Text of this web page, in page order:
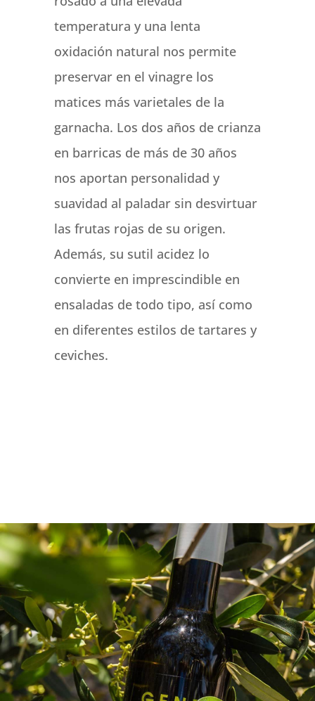
temperatura y una lenta
oxidación natural nos permite
preservar en el vinagre los
matices más varietales de la
garnacha. Los dos años de crianza
en barricas de más de 30 años
nos aportan personalidad y
suavidad al paladar sin desvirtuar
las frutas rojas de su origen.
Además, su sutil acidez lo
convierte en imprescindible en
ensaladas de todo tipo, así como
en diferentes estilos de tartares y
ceviches.